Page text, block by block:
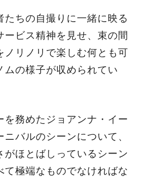
たちの自撮りに一緒に映る
ービス精神を見せ、束の間
ノリノリで楽しむ何とも可
ムの様子が収められてい
を務めたジョアンナ・イー
ニバルのシーンについて、
がほとばしっているシーン
て極端なものでなければな